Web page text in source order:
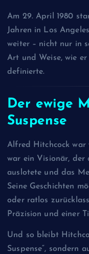
Am 29. April 1980
Jahren in Los
weiter – nicht nur in
Art und Weise, wie
definierte.
Der ewige
Suspense
Alfred Hitchcock war
war ein Visionär, der
auslotete und das
Seine Geschichten
oder ratlos
Präzision und einer
Und so bleibt
Suspense“, sondern